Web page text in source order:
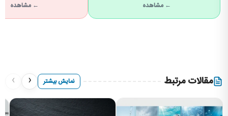
← مشاهده ← مشاهده
مقالات مرتبط نمایش بیشتر ‹
›